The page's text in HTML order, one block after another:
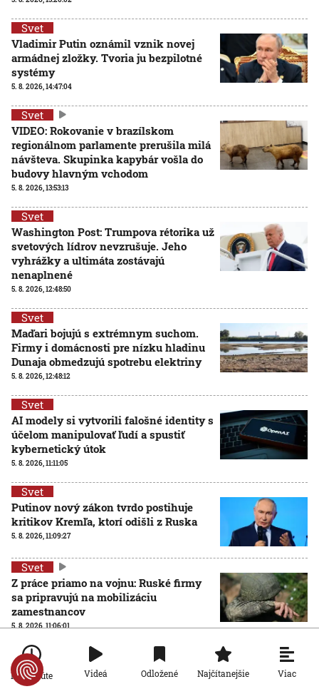
Svet
Vladimir Putin oznámil vznik novej
armádnej zložky. Tvoria ju bezpilotné
systémy
5. 8. 2026, 14:47:04
Svet
VIDEO: Rokovanie v brazílskom
regionálnom parlamente prerušila milá
návšteva. Skupinka kapybár vošla do
budovy hlavným vchodom
5. 8. 2026, 13:53:13
Svet
Washington Post: Trumpova rétorika už
svetových lídrov nevzrušuje. Jeho
vyhrážky a ultimáta zostávajú
nenaplnené
5. 8. 2026, 12:48:50
Svet
Maďari bojujú s extrémnym suchom.
Firmy i domácnosti pre nízku hladinu
Dunaja obmedzujú spotrebu elektriny
5. 8. 2026, 12:48:12
Svet
AI modely si vytvorili falošné identity s
účelom manipulovať ľudí a spustiť
kybernetický útok
5. 8. 2026, 11:11:05
Svet
Putinov nový zákon tvrdo postihuje
kritikov Kremľa, ktorí odišli z Ruska
5. 8. 2026, 11:09:27
Svet
Z práce priamo na vojnu: Ruské firmy
sa pripravujú na mobilizáciu
zamestnancov
5. 8. 2026, 11:06:01
Po minúte Videá Odložené Najčítanejšie Viac